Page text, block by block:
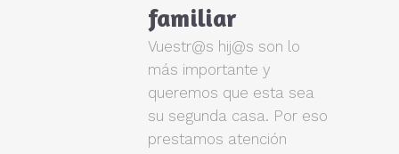
familiar
Vuestr@s hij@s son lo
más importante y
queremos que esta sea
su segunda casa. Por eso
prestamos atención